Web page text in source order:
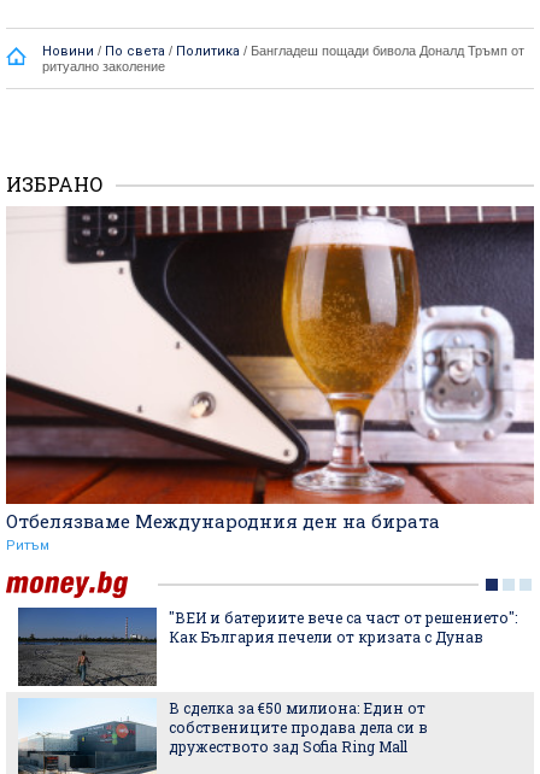
Новини / По света / Политика / Бангладеш пощади бивола Доналд Тръмп от
ритуално заколение
ИЗБРАНО
Отбелязваме Международния ден на бирата
Ритъм
"ВЕИ и батериите вече са част от решението":
Как България печели от кризата с Дунав
В сделка за €50 милиона: Един от
собствениците продава дела си в
дружеството зад Sofia Ring Mall